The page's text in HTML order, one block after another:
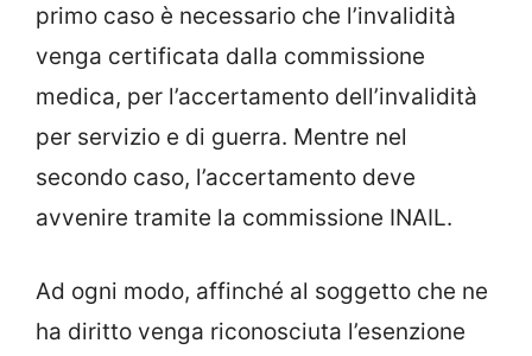
primo caso è necessario che l’invalidità
venga certificata dalla commissione
medica, per l’accertamento dell’invalidità
per servizio e di guerra. Mentre nel
secondo caso, l’accertamento deve
avvenire tramite la commissione INAIL.
Ad ogni modo, affinché al soggetto che ne
ha diritto venga riconosciuta l’esenzione